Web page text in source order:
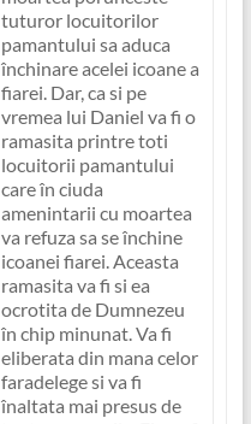
tuturor locuitorilor
pamantului sa aduca
închinare acelei icoane a
fiarei. Dar, ca si pe
vremea lui Daniel va fi o
ramasita printre toti
locuitorii pamantului
care în ciuda
amenintarii cu moartea
va refuza sa se închine
icoanei fiarei. Aceasta
ramasita va fi si ea
ocrotita de Dumnezeu
în chip minunat. Va fi
eliberata din mana celor
faradelege si va fi
înaltata mai presus de